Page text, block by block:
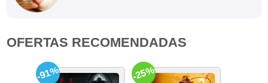
OFERTAS RECOMENDADAS
-91% -25%